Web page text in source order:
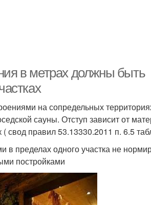
в метрах должны быть
на сопредельных
сауны. Отступ зависит от
свод правил 53.13330.2011 п. 6.5
пределах одного участка не
постройками